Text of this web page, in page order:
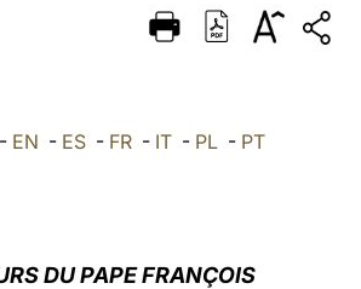
ITALIANO
- EN - ES - FR - IT - PL - PT
DU PAPE FRANÇOIS